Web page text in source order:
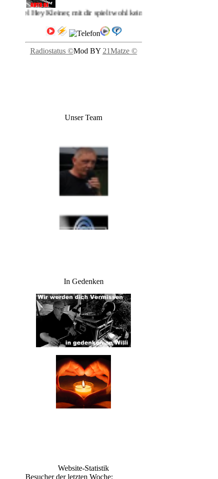
PTO: mit dem Titel Hey
Radiostatus ©Mod BY 21Matze ©
Unser Team
In Gedenken
Website-Statistik
Besucher der letzten Woche: